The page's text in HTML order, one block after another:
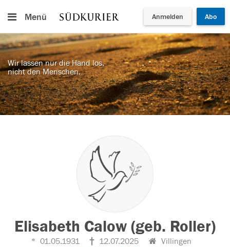
Menü Anmelden Abo
Wir lassen nur die Hand los,
nicht den Menschen.
Elisabeth Calow (geb. Roller)
01.05.1931 12.07.2025 Villingen